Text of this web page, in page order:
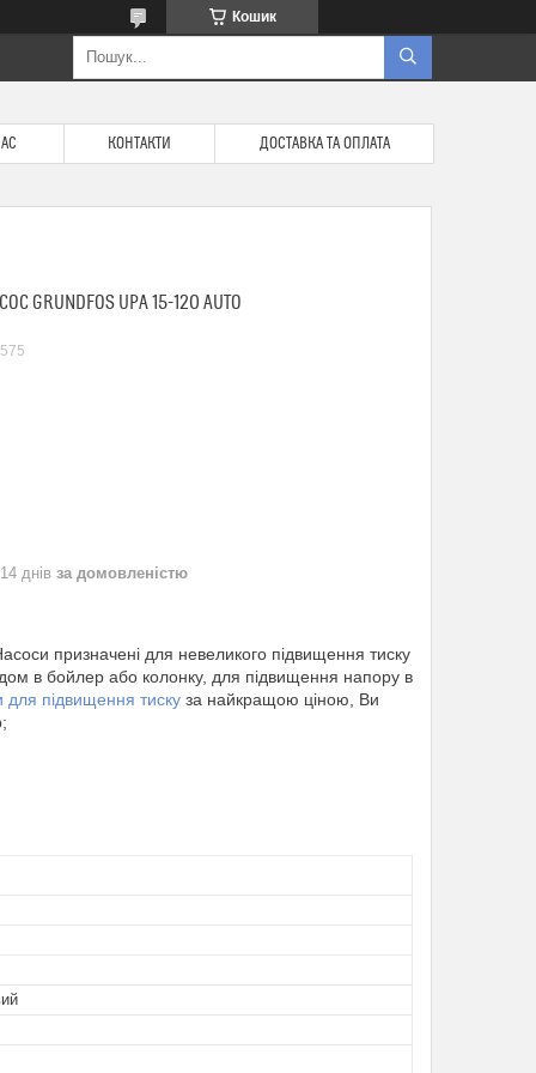
Кошик
КОНТАКТИ ДОСТАВКА ТА ОПЛАТА
UPA 15-120 AUTO
днів за домовленістю
призначені для невеликого підвищення тиску
в бойлер або колонку, для підвищення напору в
для підвищення тиску за найкращою ціною, Ви